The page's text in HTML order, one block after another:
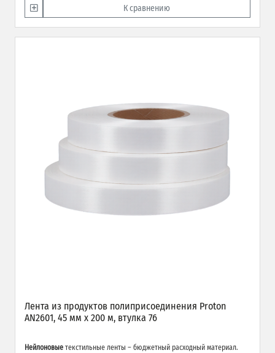
К сравнению
Лента из продуктов полиприсоединения Proton
AN2601, 45 мм х 200 м, втулка 76
Нейлоновые текстильные ленты – бюджетный расходный материал.